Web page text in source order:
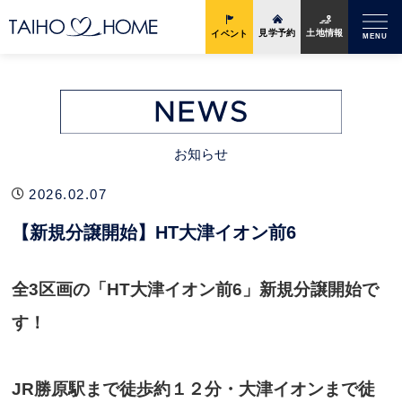
MENU
イベント 見学予約 土地情報
お知らせ
2026.02.07
【新規分譲開始】HT大津イオン前6
全3区画の「HT大津イオン前6」新規分譲開始で
す！
JR勝原駅まで徒歩約１２分・大津イオンまで徒